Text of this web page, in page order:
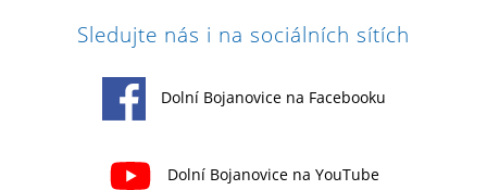
Sledujte nás i na sociálních sítích
Dolní Bojanovice na Facebooku
Dolní Bojanovice na YouTube